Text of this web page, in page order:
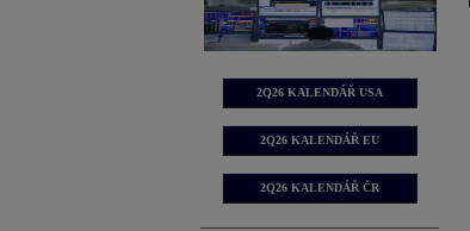
2Q26 KALENDÁŘ USA
2Q26 KALENDÁŘ EU
2Q26 KALENDÁŘ ČR